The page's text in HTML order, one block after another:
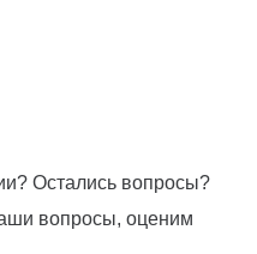
Остались вопросы?
вопросы, оценим